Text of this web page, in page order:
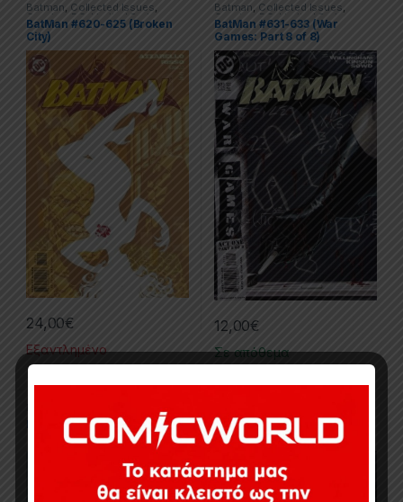
Batman, Collected Issues ,
Comics DC ,Limited Series
BatMan #620-625 (Broken
City)
24,00€
Εξαντλημένο
Batman, Collected Issues,
Comics DC,Limited Series
BatMan #631-633 (War
Games: Part 8 of 8)
12,00€
Σε απόθεμα
Comics,Dc
Batman Catwoman #1-6 Comics,Limited Series
BatMan: Death And The
Maidens #1-9